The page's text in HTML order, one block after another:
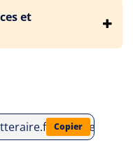
et
analyses-
Copier